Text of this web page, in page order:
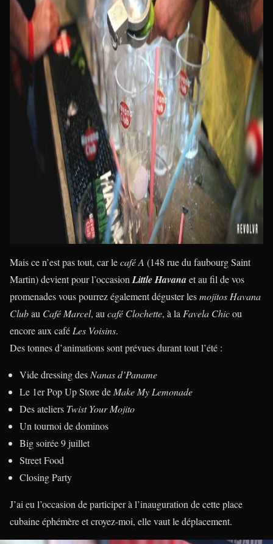
Mais ce n’est pas tout, car lecafé A (148 rue du faubourg Saint
Martin) devient pour l’occasionLittle Havanaet au fil de vos
promenades vous pourrez également déguster lesmojitos Havana
Clubau Café Marcel, aucafé Clochette, à laFavela Chicou
encore aux caféLes Voisins.
Des tonnes d’animations sont prévues durant tout l’été :
Vide dressing desNanas d’Paname
Le 1er Pop Up Store deMake My Lemonade
Des ateliers Twist Your Mojito
Un tournoi de dominos
Big soirée 9 juillet
Street Food
Closing Party
J’ai eu l’occasion de participer à l’inauguration de cette place
cubaine éphémère et croyez-moi, elle vaut le déplacement.